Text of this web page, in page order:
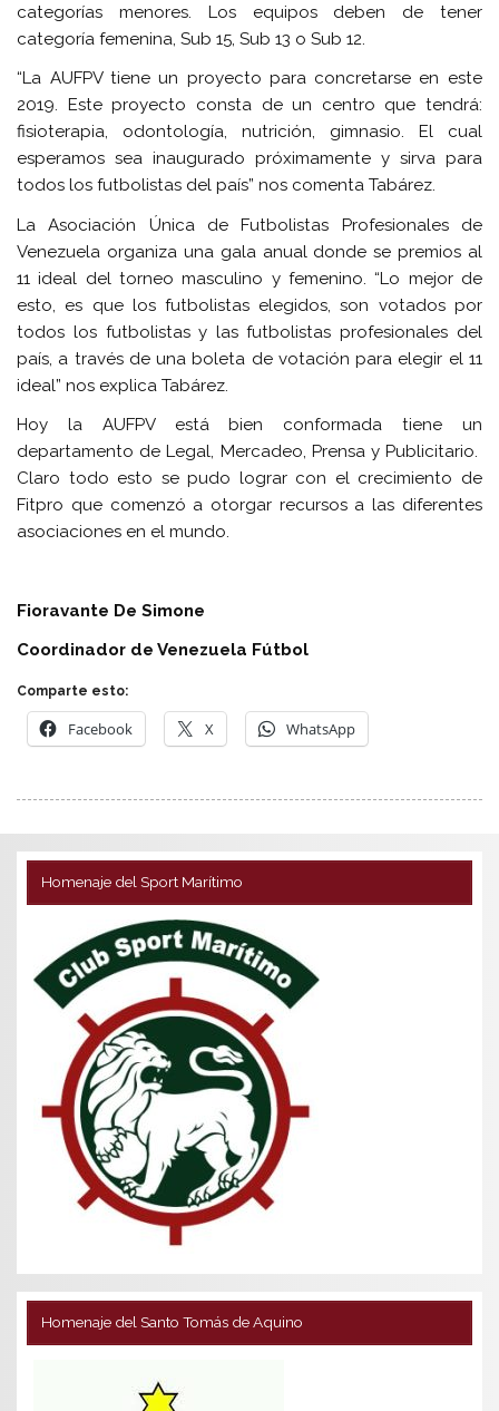
categorías menores. Los equipos deben de tener
categoría femenina, Sub 15, Sub 13 o Sub 12.
“La AUFPV tiene un proyecto para concretarse en este
2019. Este proyecto consta de un centro que tendrá:
fisioterapia, odontología, nutrición, gimnasio. El cual
esperamos sea inaugurado próximamente y sirva para
todos los futbolistas del país” nos comenta Tabárez.
La Asociación Única de Futbolistas Profesionales de
Venezuela organiza una gala anual donde se premios al
11 ideal del torneo masculino y femenino. “Lo mejor de
esto, es que los futbolistas elegidos, son votados por
todos los futbolistas y las futbolistas profesionales del
país, a través de una boleta de votación para elegir el 11
ideal” nos explica Tabárez.
Hoy la AUFPV está bien conformada tiene un
departamento de Legal, Mercadeo, Prensa y Publicitario.
Claro todo esto se pudo lograr con el crecimiento de
Fitpro que comenzó a otorgar recursos a las diferentes
asociaciones en el mundo.
Fioravante De Simone
Coordinador de Venezuela Fútbol
Comparte esto:
Facebook X WhatsApp
Homenaje del Sport Marítimo
Homenaje del Santo Tomás de Aquino